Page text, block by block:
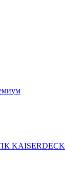
KAISERDECK